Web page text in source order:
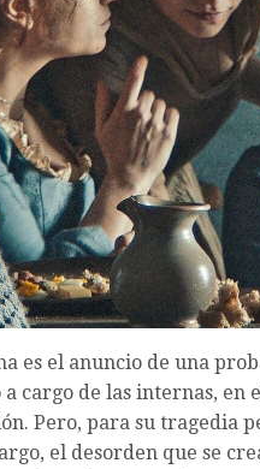
es el anuncio de una
cargo de las internas, en
Pero, para su tragedia
el desorden que se